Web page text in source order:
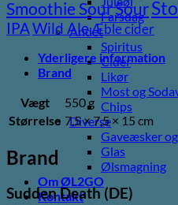
Farsdag
Andet
Spiritus
Cider
Likør
Most og
Chips
Diverse
Gaveæsker
Glas
Ølsmagning
Om ØL2GO
Kontakt
Smoothie SourSour
IPAWild AleÆble cider
Yderligere information
Brand
Vægt
550 g
Størrelse 7,5 × 7,5 × 15 cm
Brand
Sudden Death (DE)